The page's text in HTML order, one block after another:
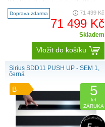
nerezový ..
Doprava zdarma 71 499 Kč
71 499 Kč
Skladem
Vložit do košíku
Sirius SDD11 PUSH UP - SEM 1,
černá
B 5
let
ZÁRUKA